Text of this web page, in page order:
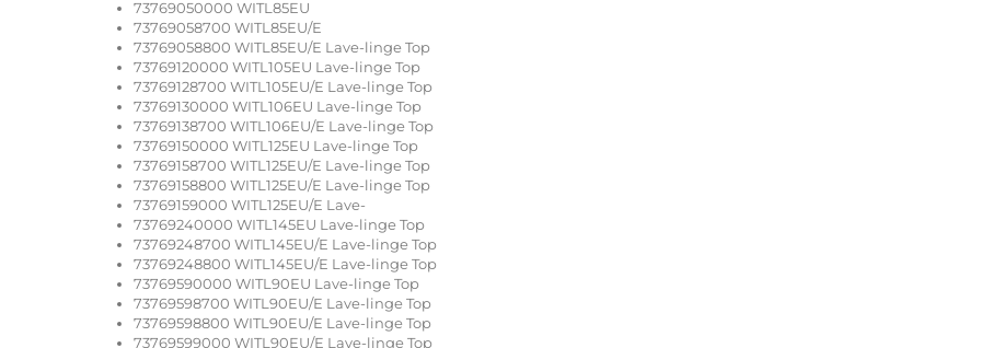
73769050000 WITL85EU
73769058700 WITL85EU/E
73769058800 WITL85EU/E Lave-linge Top
73769120000 WITL105EU Lave-linge Top
73769128700 WITL105EU/E Lave-linge Top
73769130000 WITL106EU Lave-linge Top
73769138700 WITL106EU/E Lave-linge Top
73769150000 WITL125EU Lave-linge Top
73769158700 WITL125EU/E Lave-linge Top
73769158800 WITL125EU/E Lave-linge Top
73769159000 WITL125EU/E Lave-
73769240000 WITL145EU Lave-linge Top
73769248700 WITL145EU/E Lave-linge Top
73769248800 WITL145EU/E Lave-linge Top
73769590000 WITL90EU Lave-linge Top
73769598700 WITL90EU/E Lave-linge Top
73769598800 WITL90EU/E Lave-linge Top
73769599000 WITL90EU/E Lave-linge Top